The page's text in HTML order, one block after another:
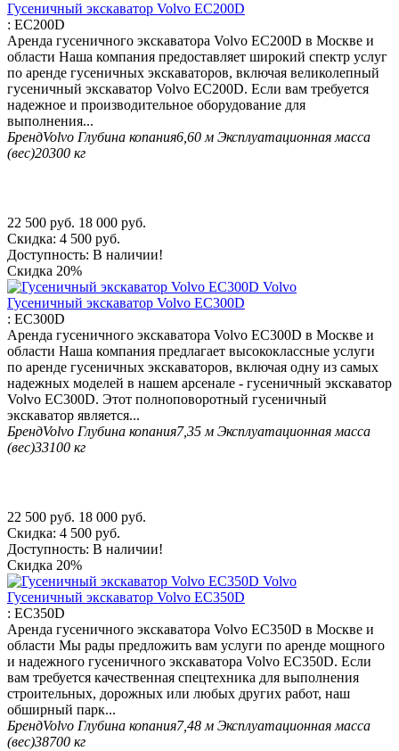
Гусеничный экскаватор Volvo EC200D
: EC200D
Аренда гусеничного экскаватора Volvo EC200D в Москве и
области Наша компания предоставляет широкий спектр услуг
по аренде гусеничных экскаваторов, включая великолепный
гусеничный экскаватор Volvo EC200D. Если вам требуется
надежное и производительное оборудование для
выполнения...
БрендVolvo Глубина копания6,60 м Эксплуатационная масса
(вес)20300 кг
22 500 руб. 18 000 руб.
Скидка: 4 500 руб.
Доступность: В наличии!
Скидка 20%
Гусеничный экскаватор Volvo EC300D
: EC300D
Аренда гусеничного экскаватора Volvo EC300D в Москве и
области Наша компания предлагает высококлассные услуги
по аренде гусеничных экскаваторов, включая одну из самых
надежных моделей в нашем арсенале - гусеничный экскаватор
Volvo EC300D. Этот полноповоротный гусеничный
экскаватор является...
БрендVolvo Глубина копания7,35 м Эксплуатационная масса
(вес)33100 кг
22 500 руб. 18 000 руб.
Скидка: 4 500 руб.
Доступность: В наличии!
Скидка 20%
Гусеничный экскаватор Volvo EC350D
: EC350D
Аренда гусеничного экскаватора Volvo EC350D в Москве и
области Мы рады предложить вам услуги по аренде мощного
и надежного гусеничного экскаватора Volvo EC350D. Если
вам требуется качественная спецтехника для выполнения
строительных, дорожных или любых других работ, наш
обширный парк...
БрендVolvo Глубина копания7,48 м Эксплуатационная масса
(вес)38700 кг